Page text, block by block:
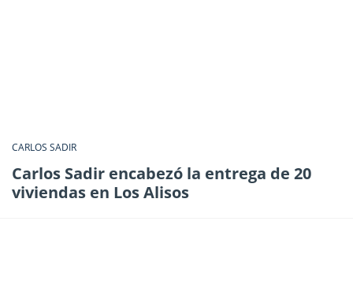
CARLOS SADIR
Carlos Sadir encabezó la entrega de 20
viviendas en Los Alisos